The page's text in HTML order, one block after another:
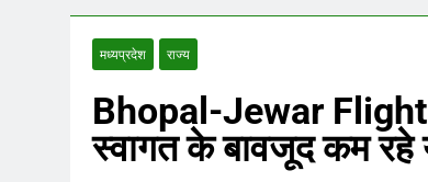
मध्‍यप्रदेश राज्य
Bhopal-Jewar Flight:
स्वागत के बावजूद कम रहे